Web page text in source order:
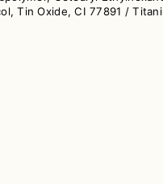
Tin Oxide, CI 77891 /